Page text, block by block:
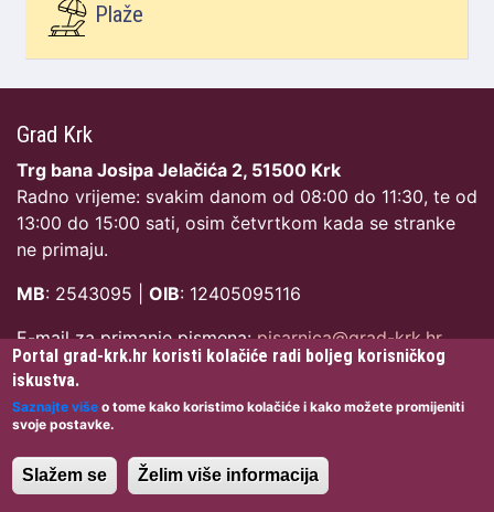
Plaže
Grad Krk
Trg bana Josipa Jelačića 2, 51500 Krk
Radno vrijeme: svakim danom od 08:00 do 11:30, te od
13:00 do 15:00 sati, osim četvrtkom kada se stranke
ne primaju.
MB: 2543095 | OIB: 12405095116
E-mail za primanje pismena:pisarnica@grad-krk.hr
Gradska uprava:
Josipa Milohnić, stručna suradnica za protokol i
Telefon: +385 (0)51 401 111
Fax: +385 (0)51 401 151
Portal grad-krk.hr koristi kolačiće radi boljeg korisničkog
iskustva.
Saznajte više o tome kako koristimo kolačiće i kako možete promijeniti
svoje postavke.
Slažem se Želim više informacija